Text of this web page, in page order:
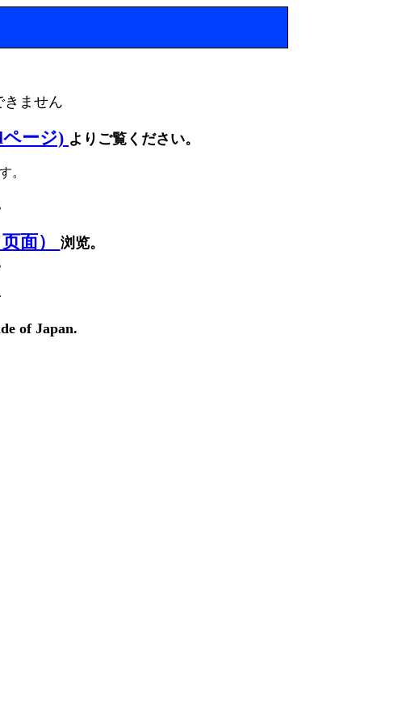
きません
ページ) よりご覧ください。
。
面） 浏览。
of Japan.